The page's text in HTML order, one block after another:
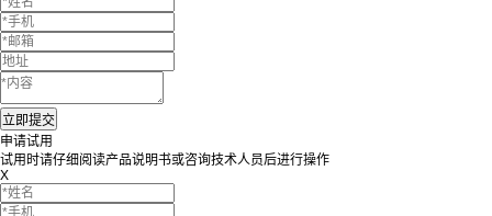
申请试用
试用时请仔细阅读产品说明书或咨询技术人员后进行操作
X